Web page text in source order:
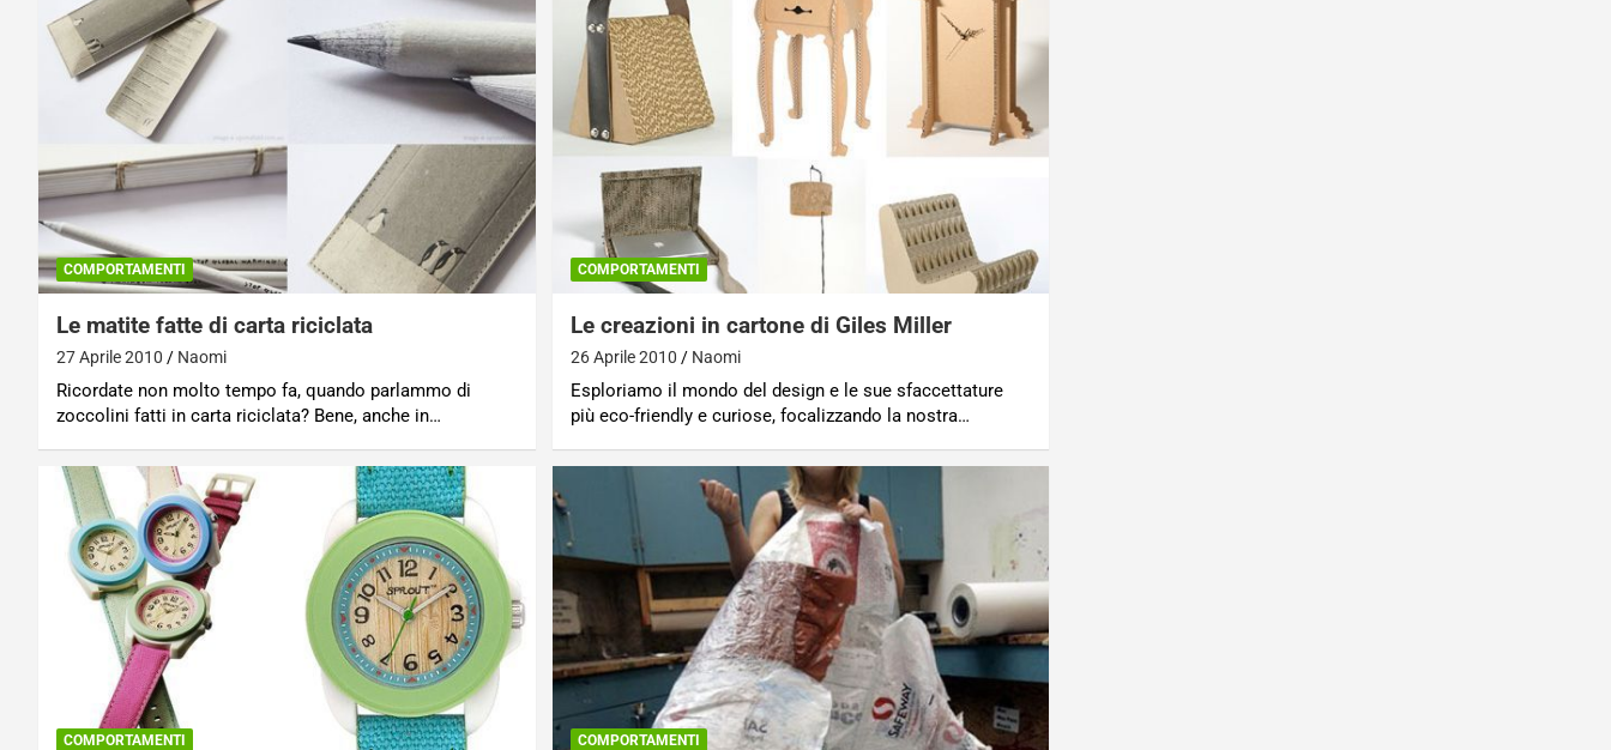
COMPORTAMENTI
Le matite fatte di carta riciclata
27 Aprile 2010 Naomi
Ricordate non molto tempo fa, quando parlammo di
zoccolini fatti in carta riciclata? Bene, anche in…
COMPORTAMENTI
Le creazioni in cartone di Giles Miller
26 Aprile 2010 Naomi
Esploriamo il mondo del design e le sue sfaccettature
più eco-friendly e curiose, focalizzando la nostra…
COMPORTAMENTI COMPORTAMENTI